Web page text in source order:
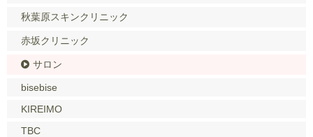
秋葉原スキンクリニック
赤坂クリニック
サロン
bisebise
KIREIMO
TBC